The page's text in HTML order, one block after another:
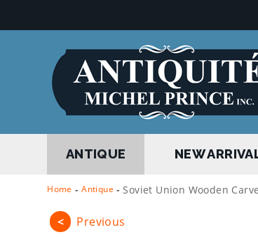
ANTIQUE NEW
Home - Antique - Soviet Union Wooden
< Previous